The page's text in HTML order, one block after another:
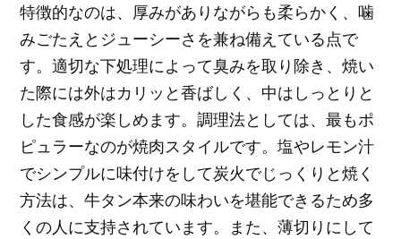
特徴的なのは、厚みがありながらも柔らかく、噛
みごたえとジューシーさを兼ね備えている点で
す。適切な下処理によって臭みを取り除き、焼い
た際には外はカリッと香ばしく、中はしっとりと
した食感が楽しめます。調理法としては、最もポ
ピュラーなのが焼肉スタイルです。塩やレモン汁
でシンプルに味付けをして炭火でじっくりと焼く
方法は、牛タン本来の味わいを堪能できるため多
くの人に支持されています。また、薄切りにして